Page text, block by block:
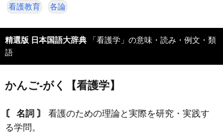
看護教育 各論
精選版 日本国語大辞典 「看護学」の意味・読み・例文・類
語
かんご‐がく【看護学】
〘 名詞 〙
看護のための理論と実際を研究・実践す
る学問。